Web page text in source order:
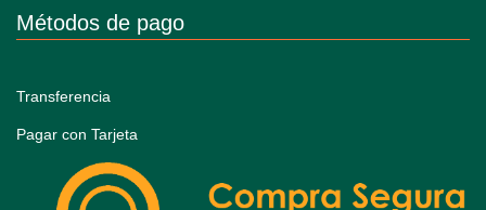
Métodos de pago
Transferencia
Pagar con Tarjeta